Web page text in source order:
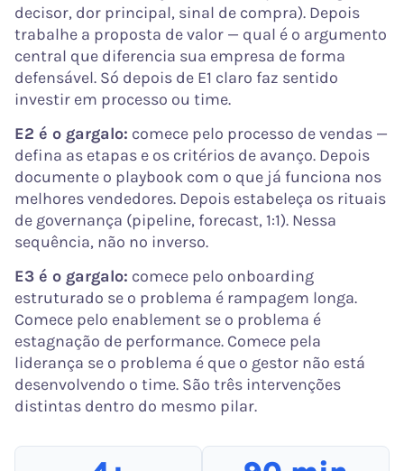
decisor, dor principal, sinal de compra). Depois
trabalhe a proposta de valor — qual é o argumento
central que diferencia sua empresa de forma
defensável. Só depois de E1 claro faz sentido
investir em processo ou time.
E2 é o gargalo: comece pelo processo de vendas —
defina as etapas e os critérios de avanço. Depois
documente o playbook com o que já funciona nos
melhores vendedores. Depois estabeleça os rituais
de governança (pipeline, forecast, 1:1). Nessa
sequência, não no inverso.
E3 é o gargalo: comece pelo onboarding
estruturado se o problema é rampagem longa.
Comece pelo enablement se o problema é
estagnação de performance. Comece pela
liderança se o problema é que o gestor não está
desenvolvendo o time. São três intervenções
distintas dentro do mesmo pilar.